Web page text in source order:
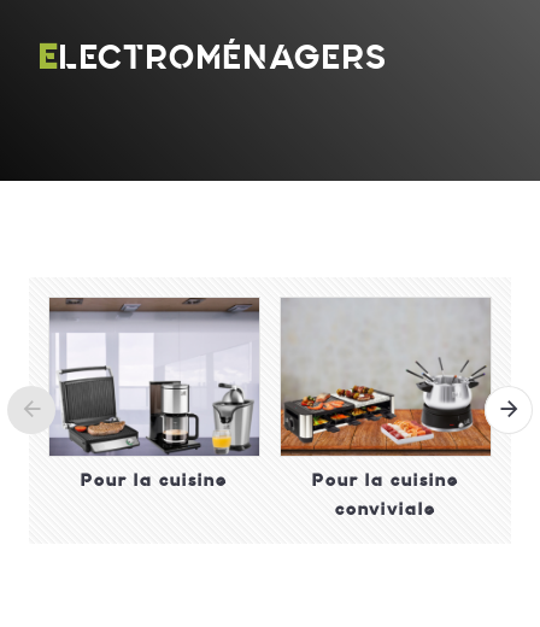
ELECTROMÉNAGERS
Pour la cuisine
Pour la cuisine
conviviale